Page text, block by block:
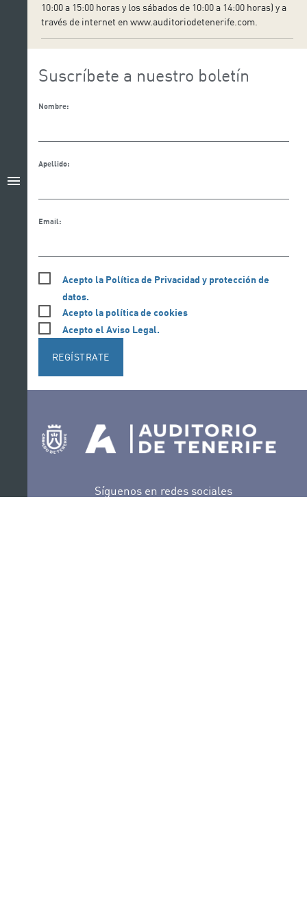
menu
10:00 a 15:00 horas y los sábados de 10:00 a 14:00 horas) y a
través de internet en www.auditoriodetenerife.com.
Suscríbete a nuestro boletín
Nombre:
Apellido:
Email:
Acepto la Política de Privacidad y protección de
datos.
Acepto la política de cookies
Acepto el Aviso Legal.
REGÍSTRATE
Síguenos en redes sociales